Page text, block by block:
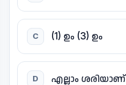
C (1) ഉം (3) ഉം
D എല്ലാം ശരിയാണ്